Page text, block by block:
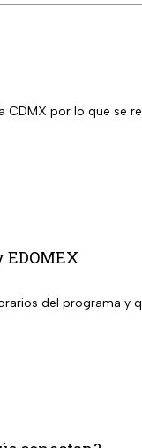
CDMX por lo que se
del programa y